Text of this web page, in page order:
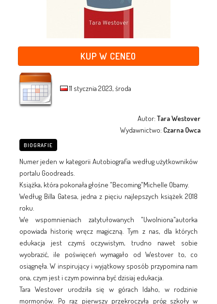
KUP W CENEO
11 stycznia 2023, środa
Autor:Tara Westover
Wydawnictwo: Czarna Owca
BIOGRAFIE
Numer jeden w kategorii Autobiografia według użytkowników
portalu Goodreads.
Książka, która pokonała głośne "Becoming"Michelle Obamy.
Według Billa Gatesa, jedna z pięciu najlepszych książek 2018
roku.
We wspomnieniach zatytułowanych "Uwolniona"autorka
opowiada historię wręcz magiczną. Tym z nas, dla których
edukacja jest czymś oczywistym, trudno nawet sobie
wyobrazić, ile poświęceń wymagało od Westover to, co
osiągnęła. W inspirujący i wyjątkowy sposób przypomina nam
ona, czym jest i czym powinna być dzisiaj edukacja.
Tara Westover urodziła się w górach Idaho, w rodzinie
mormonów. Po raz pierwszy przekroczyła próg szkoły w